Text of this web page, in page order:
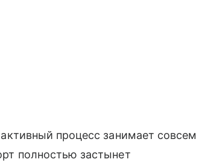
процесс занимает совсем
полностью застынет